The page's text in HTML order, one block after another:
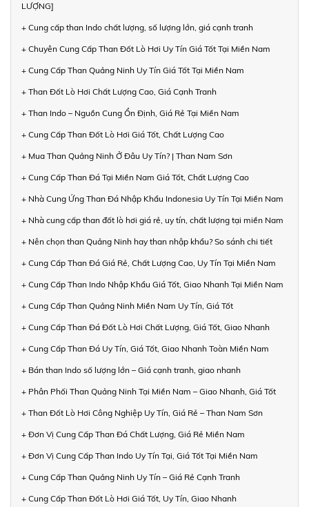
LƯỢNG]
+ Cung cấp than Indo chất lượng, số lượng lớn, giá cạnh tranh
+ Chuyên Cung Cấp Than Đốt Lò Hơi Uy Tín Giá Tốt Tại Miền Nam
+ Cung Cấp Than Quảng Ninh Uy Tín Giá Tốt Tại Miền Nam
+ Than Đốt Lò Hơi Chất Lượng Cao, Giá Cạnh Tranh
+ Than Indo – Nguồn Cung Ổn Định, Giá Rẻ Tại Miền Nam
+ Cung Cấp Than Đốt Lò Hơi Giá Tốt, Chất Lượng Cao
+ Mua Than Quảng Ninh Ở Đâu Uy Tín? | Than Nam Sơn
+ Cung Cấp Than Đá Tại Miền Nam Giá Tốt, Chất Lượng Cao
+ Nhà Cung Ứng Than Đá Nhập Khẩu Indonesia Uy Tín Tại Miền Nam
+ Nhà cung cấp than đốt lò hơi giá rẻ, uy tín, chất lượng tại miền Nam
+ Nên chọn than Quảng Ninh hay than nhập khẩu? So sánh chi tiết
+ Cung Cấp Than Đá Giá Rẻ, Chất Lượng Cao, Uy Tín Tại Miền Nam
+ Cung Cấp Than Indo Nhập Khẩu Giá Tốt, Giao Nhanh Tại Miền Nam
+ Cung Cấp Than Quảng Ninh Miền Nam Uy Tín, Giá Tốt
+ Cung Cấp Than Đá Đốt Lò Hơi Chất Lượng, Giá Tốt, Giao Nhanh
+ Cung Cấp Than Đá Uy Tín, Giá Tốt, Giao Nhanh Toàn Miền Nam
+ Bán than Indo số lượng lớn – Giá cạnh tranh, giao nhanh
+ Phân Phối Than Quảng Ninh Tại Miền Nam – Giao Nhanh, Giá Tốt
+ Than Đốt Lò Hơi Công Nghiệp Uy Tín, Giá Rẻ – Than Nam Sơn
+ Đơn Vị Cung Cấp Than Đá Chất Lượng, Giá Rẻ Miền Nam
+ Đơn Vị Cung Cấp Than Indo Uy Tín Tại, Giá Tốt Tại Miền Nam
+ Cung Cấp Than Quảng Ninh Uy Tín – Giá Rẻ Cạnh Tranh
+ Cung Cấp Than Đốt Lò Hơi Giá Tốt, Uy Tín, Giao Nhanh